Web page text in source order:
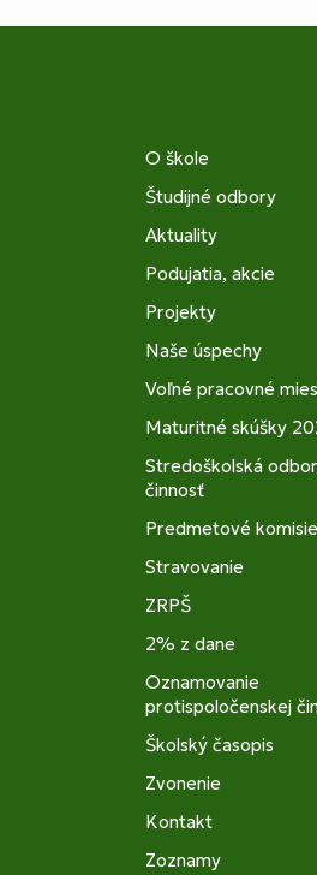
O škole
Študijné odbory
Aktuality
Podujatia, akcie
Projekty
Naše úspechy
Voľné pracovné
Maturitné skúšky
Stredoškolská
činnosť
Predmetové komisie
Stravovanie
ZRPŠ
2% z dane
Oznamovanie
protispoločenskej
Školský časopis
Zvonenie
Kontakt
Zoznamy